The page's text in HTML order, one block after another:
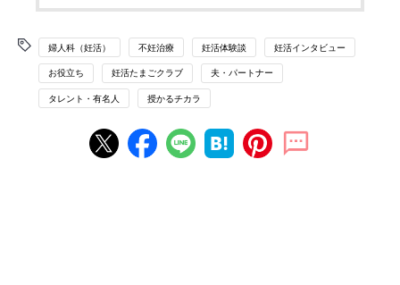
婦人科（妊活） 不妊治療 妊活体験談 妊活インタビュー
お役立ち 妊活たまごクラブ 夫・パートナー
タレント・有名人 授かるチカラ